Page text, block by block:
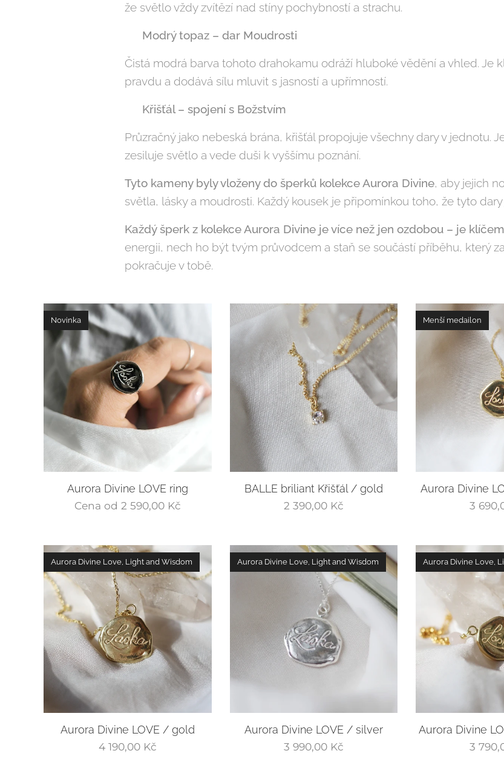
že světlo vždy zvítězí nad stíny pochybností a strachu.
Modrý topaz – dar Moudrosti
Čistá modrá barva tohoto drahokamu odráží hluboké vědění a vhled. Je
pravdu a dodává sílu mluvit s jasností a upřímností.
Křišťál – spojení s Božstvím
Průzračný jako nebeská brána, křišťál propojuje všechny dary v jednotu.
zesiluje světlo a vede duši k vyššímu poznání.
Tyto kameny byly vloženy do šperků kolekce Aurora Divine, aby jejich
světla, lásky a moudrosti. Každý kousek je připomínkou toho, že tyto
Každý šperk z kolekce Aurora Divine je více než jen ozdobou – je
energii, nech ho být tvým průvodcem a staň se součástí příběhu, který
pokračuje v tobě.
Aurora Divine LOVE ring
Novinka
Cena od 2 590,00Kč
BALLE briliant Křišťál / gold
2 390,00Kč
Aurora Divine
Menší medailon
3
Aurora Divine LOVE / gold
Aurora Divine Love, Light and Wisdom
4 190,00Kč
Aurora Divine LOVE / silver
Aurora Divine Love, Light and Wisdom
3 990,00Kč
Aurora Divine
Aurora Divine Love,
3